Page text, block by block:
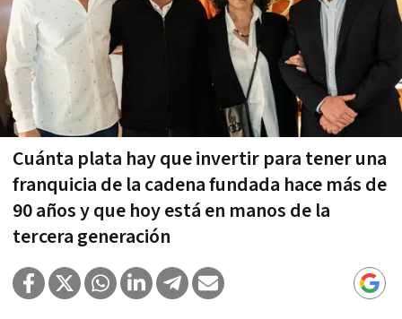
Cuánta plata hay que invertir para tener una
franquicia de la cadena fundada hace más de
90 años y que hoy está en manos de la
tercera generación